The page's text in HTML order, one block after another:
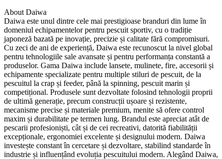
About Daiwa
Daiwa este unul dintre cele mai prestigioase branduri din lume în
domeniul echipamentelor pentru pescuit sportiv, cu o tradiție
japoneză bazată pe inovație, precizie și calitate fără compromisuri.
Cu zeci de ani de experiență, Daiwa este recunoscut la nivel global
pentru tehnologiile sale avansate și pentru performanța constantă a
produselor. Gama Daiwa include lansete, mulinete, fire, accesorii și
echipamente specializate pentru multiple stiluri de pescuit, de la
pescuitul la crap și feeder, până la spinning, pescuit marin și
competițional. Produsele sunt dezvoltate folosind tehnologii proprii
de ultimă generație, precum construcții ușoare și rezistente,
mecanisme precise și materiale premium, menite să ofere control
maxim și durabilitate pe termen lung. Brandul este apreciat atât de
pescarii profesioniști, cât și de cei recreativi, datorită fiabilității
excepționale, ergonomiei excelente și designului modern. Daiwa
investește constant în cercetare și dezvoltare, stabilind standarde în
industrie și influențând evoluția pescuitului modern. Alegând Daiwa,